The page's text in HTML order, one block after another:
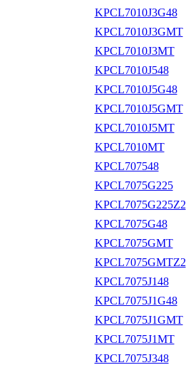
KPCL7010J3G48
KPCL7010J3GMT
KPCL7010J3MT
KPCL7010J548
KPCL7010J5G48
KPCL7010J5GMT
KPCL7010J5MT
KPCL7010MT
KPCL707548
KPCL7075G225
KPCL7075G225Z2
KPCL7075G48
KPCL7075GMT
KPCL7075GMTZ2
KPCL7075J148
KPCL7075J1G48
KPCL7075J1GMT
KPCL7075J1MT
KPCL7075J348